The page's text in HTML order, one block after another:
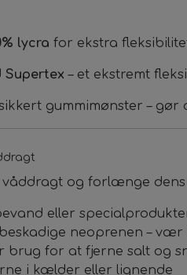
lycra for ekstra
– et ekstremt
gummimønster –
og forlænge dens
eller
beskadige neoprenen –
brug for at fjerne salt og
i kælder eller lignende